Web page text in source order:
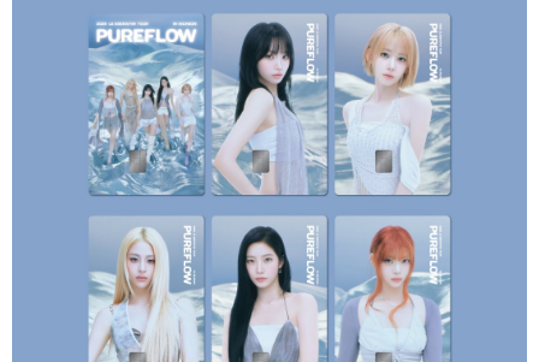
【「AFTEE先享後付」結帳流程】
１．於結帳方式選擇「AFTEE先享後付」後，將跳轉至「AFTEE先享後付」
結帳頁面，進行簡訊認證並確認金額後，即可完成結帳。
２．訂單成立數日內，您將收到繳費通知簡訊。
３．收到繳費通知簡訊後14天內，點擊此簡訊中的連結，可透過四大超商／
ATM／網路銀行／等多元方式進行付款，方視為交易完成。
※ 請注意：結帳手續完成當下不需立刻繳費，但若您需要取消訂單，請聯絡
購買商品的店家。未經商家同意取消之訂單仍視為有效，需透過AFTEE先享
後付繳納相關費用。
※ 交易是否成功請以「AFTEE先享後付 」之結帳頁面顯示為準，若有關於
是否繳費成功／繳費後需取消欲退款等相關疑問，請聯繫「AFTEE先享後付
客戶支援中心」https://netprotections.freshdesk.com/support/home
【注意事項】
１．透過由恩沛科技股份有限公司提供之「AFTEE先享後付」服務完成之交
易，需依本服務之必要範圍內提供個人資料，並將交易相關給付款項請求債
每筆NT$60，滿NT$1,599(含以上)免運費
付款後全家取貨
每筆NT$60，滿NT$1,599(含以上)免運費
7-11取貨付款
每筆NT$60，滿NT$1,599(含以上)免運費
付款後7-11取貨
每筆NT$60，滿NT$1,599(含以上)免運費
每筆NT$90